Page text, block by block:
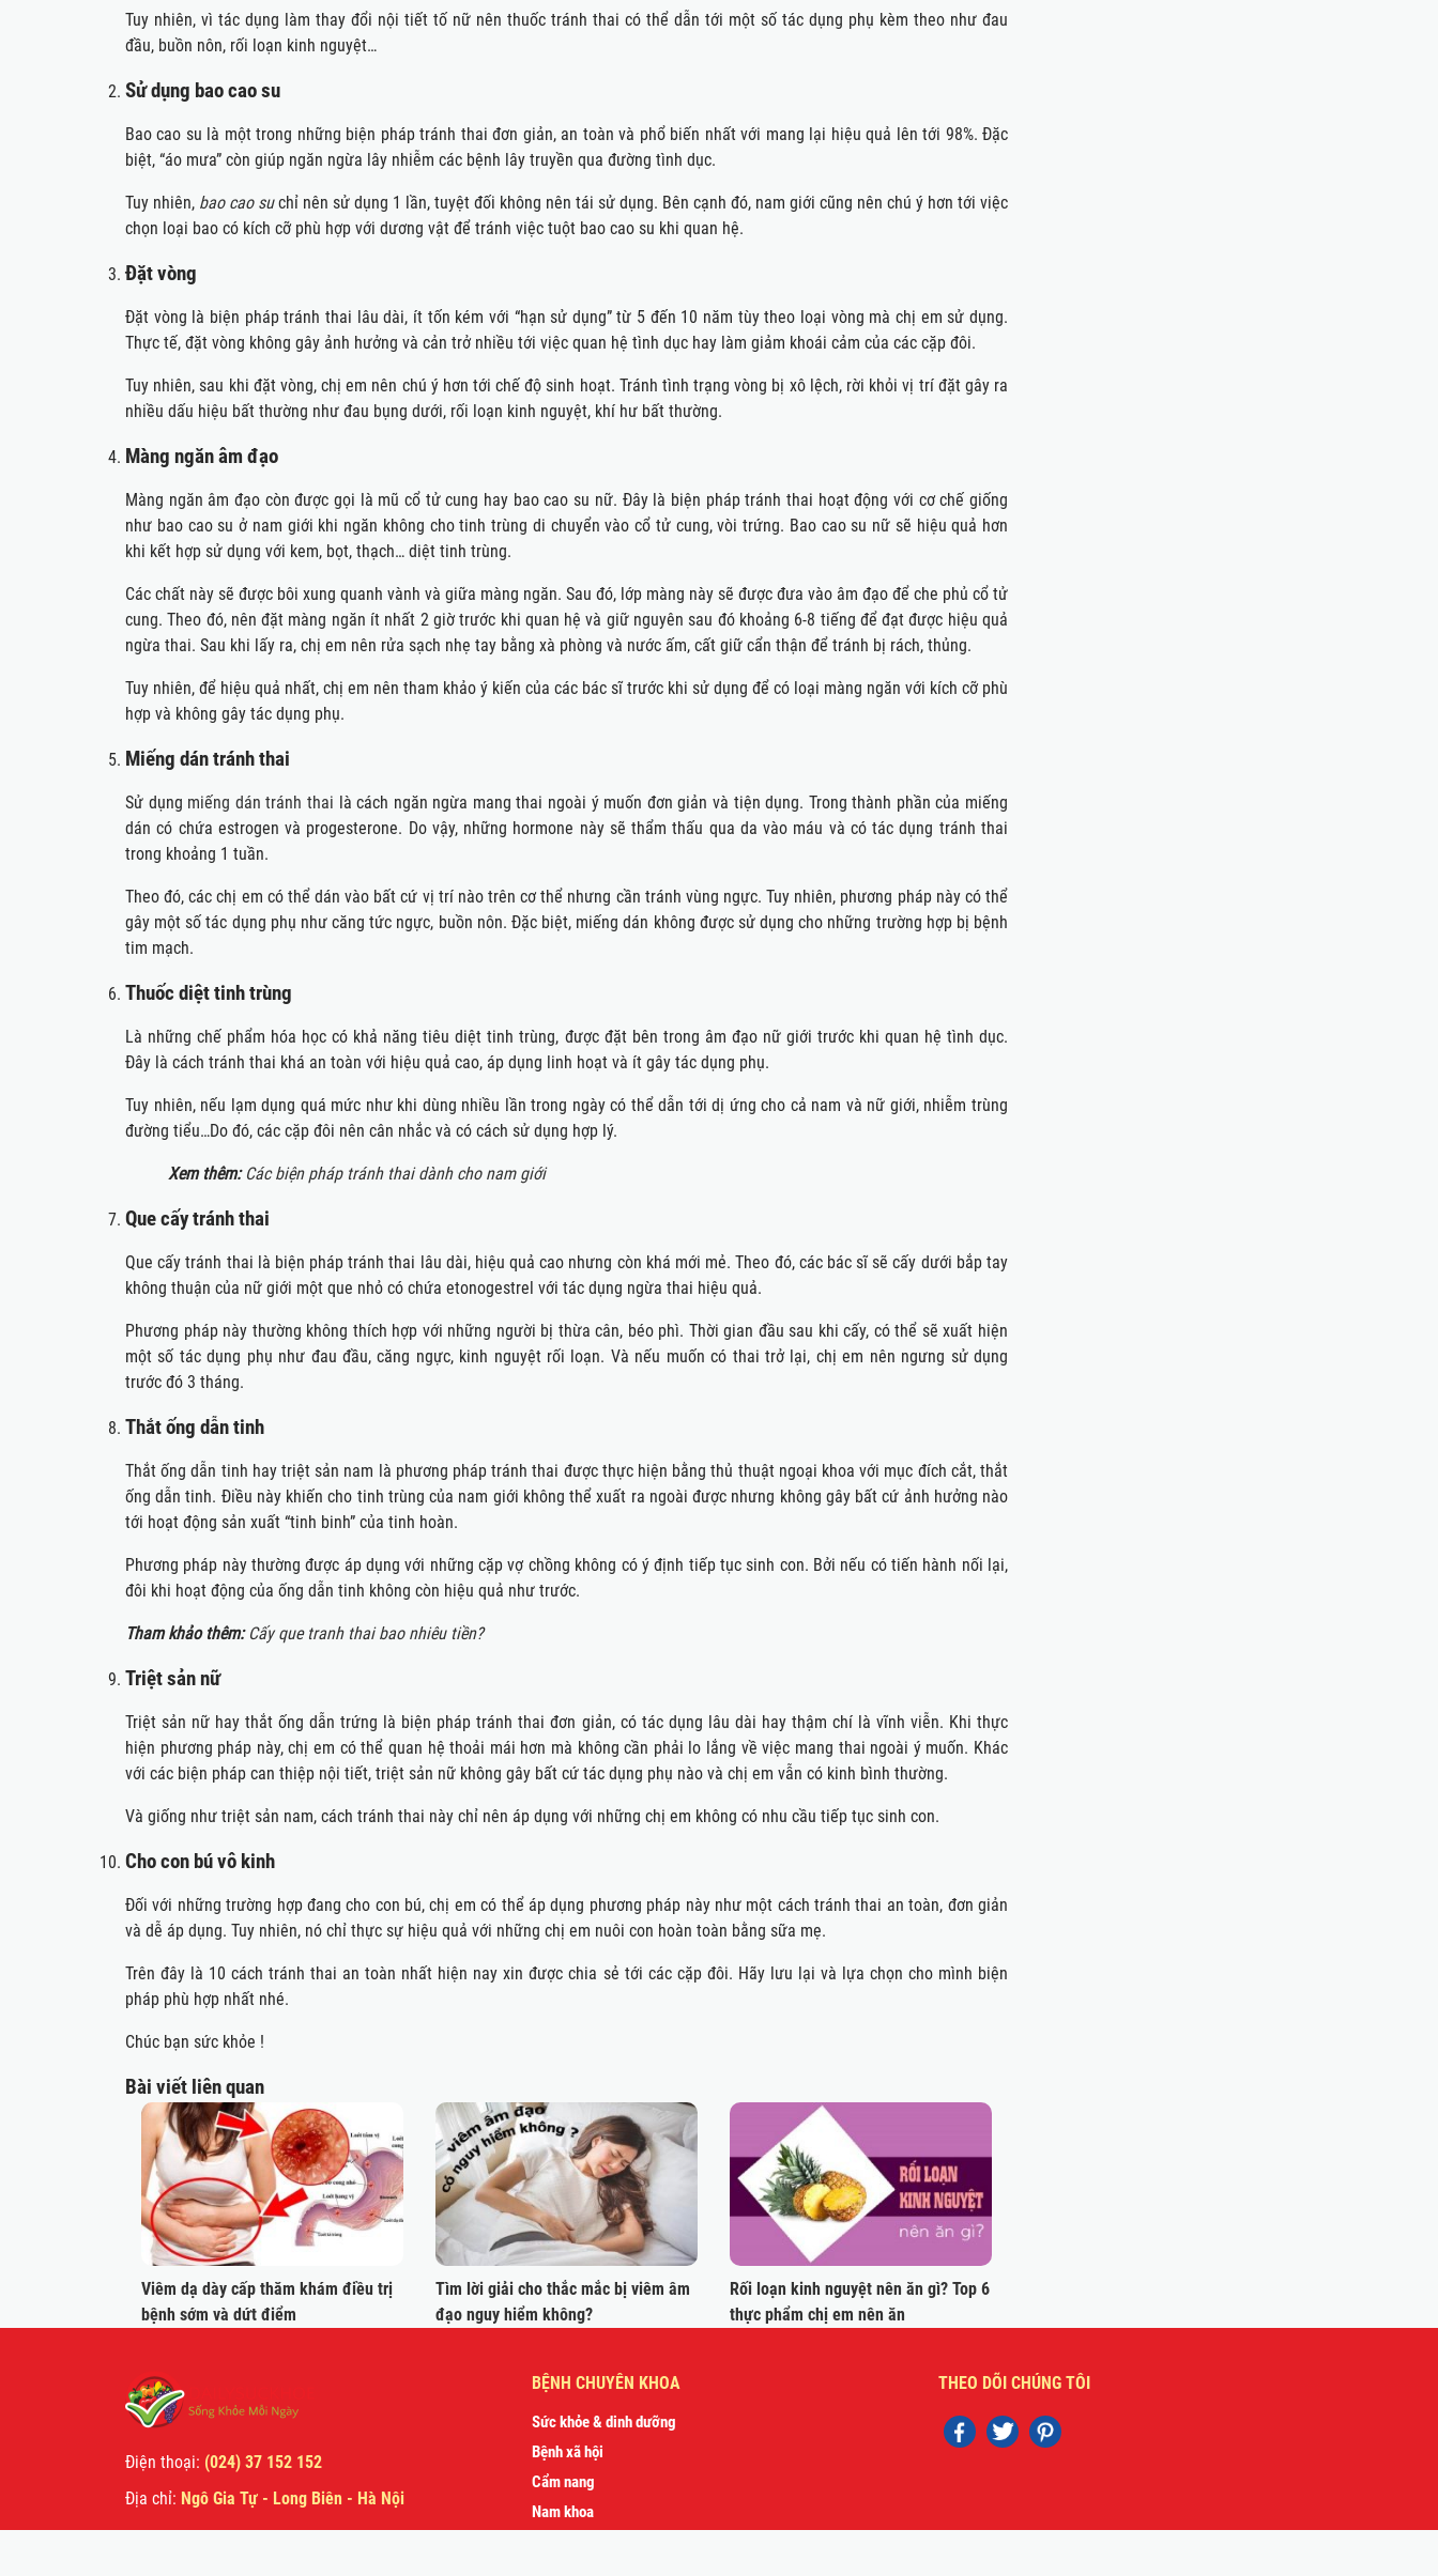
Tuy nhiên, vì tác dụng làm thay đổi nội tiết tố nữ nên thuốc tránh thai có thể dẫn tới một số tác dụng phụ kèm theo như đau
đầu, buồn nôn, rối loạn kinh nguyệt…
Sử dụng bao cao su
Bao cao su là một trong những biện pháp tránh thai đơn giản, an toàn và phổ biến nhất với mang lại hiệu quả lên tới 98%. Đặc
biệt, “áo mưa” còn giúp ngăn ngừa lây nhiễm các bệnh lây truyền qua đường tình dục.
Tuy nhiên, bao cao suchỉ nên sử dụng 1 lần, tuyệt đối không nên tái sử dụng. Bên cạnh đó, nam giới cũng nên chú ý hơn tới việc
chọn loại bao có kích cỡ phù hợp với dương vật để tránh việc tuột bao cao su khi quan hệ.
Đặt vòng
Đặt vòng là biện pháp tránh thai lâu dài, ít tốn kém với “hạn sử dụng” từ 5 đến 10 năm tùy theo loại vòng mà chị em sử dụng.
Thực tế, đặt vòng không gây ảnh hưởng và cản trở nhiều tới việc quan hệ tình dục hay làm giảm khoái cảm của các cặp đôi.
Tuy nhiên, sau khi đặt vòng, chị em nên chú ý hơn tới chế độ sinh hoạt. Tránh tình trạng vòng bị xô lệch, rời khỏi vị trí đặt gây ra
nhiều dấu hiệu bất thường như đau bụng dưới, rối loạn kinh nguyệt, khí hư bất thường.
Màng ngăn âm đạo
Màng ngăn âm đạo còn được gọi là mũ cổ tử cung hay bao cao su nữ. Đây là biện pháp tránh thai hoạt động với cơ chế giống
như bao cao su ở nam giới khi ngăn không cho tinh trùng di chuyển vào cổ tử cung, vòi trứng. Bao cao su nữ sẽ hiệu quả hơn
khi kết hợp sử dụng với kem, bọt, thạch… diệt tinh trùng.
Các chất này sẽ được bôi xung quanh vành và giữa màng ngăn. Sau đó, lớp màng này sẽ được đưa vào âm đạo để che phủ cổ tử
cung. Theo đó, nên đặt màng ngăn ít nhất 2 giờ trước khi quan hệ và giữ nguyên sau đó khoảng 6-8 tiếng để đạt được hiệu quả
ngừa thai. Sau khi lấy ra, chị em nên rửa sạch nhẹ tay bằng xà phòng và nước ấm, cất giữ cẩn thận để tránh bị rách, thủng.
Tuy nhiên, để hiệu quả nhất, chị em nên tham khảo ý kiến của các bác sĩ trước khi sử dụng để có loại màng ngăn với kích cỡ phù
hợp và không gây tác dụng phụ.
Miếng dán tránh thai
Sử dụng miếng dán tránh thai là cách ngăn ngừa mang thai ngoài ý muốn đơn giản và tiện dụng. Trong thành phần của miếng
dán có chứa estrogen và progesterone. Do vậy, những hormone này sẽ thẩm thấu qua da vào máu và có tác dụng tránh thai
trong khoảng 1 tuần.
Theo đó, các chị em có thể dán vào bất cứ vị trí nào trên cơ thể nhưng cần tránh vùng ngực. Tuy nhiên, phương pháp này có thể
gây một số tác dụng phụ như căng tức ngực, buồn nôn. Đặc biệt, miếng dán không được sử dụng cho những trường hợp bị bệnh
tim mạch.
Thuốc diệt tinh trùng
Là những chế phẩm hóa học có khả năng tiêu diệt tinh trùng, được đặt bên trong âm đạo nữ giới trước khi quan hệ tình dục.
Đây là cách tránh thai khá an toàn với hiệu quả cao, áp dụng linh hoạt và ít gây tác dụng phụ.
Tuy nhiên, nếu lạm dụng quá mức như khi dùng nhiều lần trong ngày có thể dẫn tới dị ứng cho cả nam và nữ giới, nhiễm trùng
đường tiểu…Do đó, các cặp đôi nên cân nhắc và có cách sử dụng hợp lý.
Xem thêm: Các biện pháp tránh thai dành cho nam giới
Que cấy tránh thai
Que cấy tránh thai là biện pháp tránh thai lâu dài, hiệu quả cao nhưng còn khá mới mẻ. Theo đó, các bác sĩ sẽ cấy dưới bắp tay
không thuận của nữ giới một que nhỏ có chứa etonogestrel với tác dụng ngừa thai hiệu quả.
Phương pháp này thường không thích hợp với những người bị thừa cân, béo phì. Thời gian đầu sau khi cấy, có thể sẽ xuất hiện
một số tác dụng phụ như đau đầu, căng ngực, kinh nguyệt rối loạn. Và nếu muốn có thai trở lại, chị em nên ngưng sử dụng
trước đó 3 tháng.
Thắt ống dẫn tinh
Thắt ống dẫn tinh hay triệt sản nam là phương pháp tránh thai được thực hiện bằng thủ thuật ngoại khoa với mục đích cắt, thắt
ống dẫn tinh. Điều này khiến cho tinh trùng của nam giới không thể xuất ra ngoài được nhưng không gây bất cứ ảnh hưởng nào
tới hoạt động sản xuất “tinh binh” của tinh hoàn.
Phương pháp này thường được áp dụng với những cặp vợ chồng không có ý định tiếp tục sinh con. Bởi nếu có tiến hành nối lại,
đôi khi hoạt động của ống dẫn tinh không còn hiệu quả như trước.
Tham khảo thêm: Cấy que tranh thai bao nhiêu tiền?
Triệt sản nữ
Triệt sản nữ hay thắt ống dẫn trứng là biện pháp tránh thai đơn giản, có tác dụng lâu dài hay thậm chí là vĩnh viễn. Khi thực
hiện phương pháp này, chị em có thể quan hệ thoải mái hơn mà không cần phải lo lắng về việc mang thai ngoài ý muốn. Khác
với các biện pháp can thiệp nội tiết, triệt sản nữ không gây bất cứ tác dụng phụ nào và chị em vẫn có kinh bình thường.
Và giống như triệt sản nam, cách tránh thai này chỉ nên áp dụng với những chị em không có nhu cầu tiếp tục sinh con.
Cho con bú vô kinh
Đối với những trường hợp đang cho con bú, chị em có thể áp dụng phương pháp này như một cách tránh thai an toàn, đơn giản
và dễ áp dụng. Tuy nhiên, nó chỉ thực sự hiệu quả với những chị em nuôi con hoàn toàn bằng sữa mẹ.
Trên đây là 10 cách tránh thai an toàn nhất hiện nay xin được chia sẻ tới các cặp đôi. Hãy lưu lại và lựa chọn cho mình biện
pháp phù hợp nhất nhé.
Chúc bạn sức khỏe !
Bài viết liên quan
Viêm dạ dày cấp thăm khám điều trị
bệnh sớm và dứt điểm
Tìm lời giải cho thắc mắc bị viêm âm
đạo nguy hiểm không?
Rối loạn kinh nguyệt nên ăn gì? Top 6
thực phẩm chị em nên ăn
Điện thoại: (024) 37 152 152
Địa chỉ: Ngô Gia Tự - Long Biên - Hà Nội
BỆNH CHUYÊN KHOA
Sức khỏe & dinh dưỡng
Bệnh xã hội
Cẩm nang
Nam khoa
THEO DÕI CHÚNG TÔI